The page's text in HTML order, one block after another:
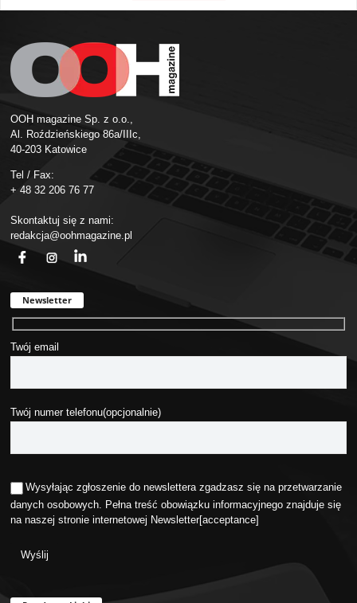
OOH magazine Sp. z o.o.,
Al. Roździeńskiego 86a/IIIc,
40-203 Katowice
Tel / Fax:
+ 48 32 206 76 77
Skontaktuj się z nami:
redakcja@oohmagazine.pl
Newsletter
Twój email
Twój numer telefonu(opcjonalnie)
Wysyłając zgłoszenie do newslettera zgadzasz się na przetwarzanie
danych osobowych. Pełna treść obowiązku informacyjnego znajduje się
na naszej stronie internetowej Newsletter[acceptance]